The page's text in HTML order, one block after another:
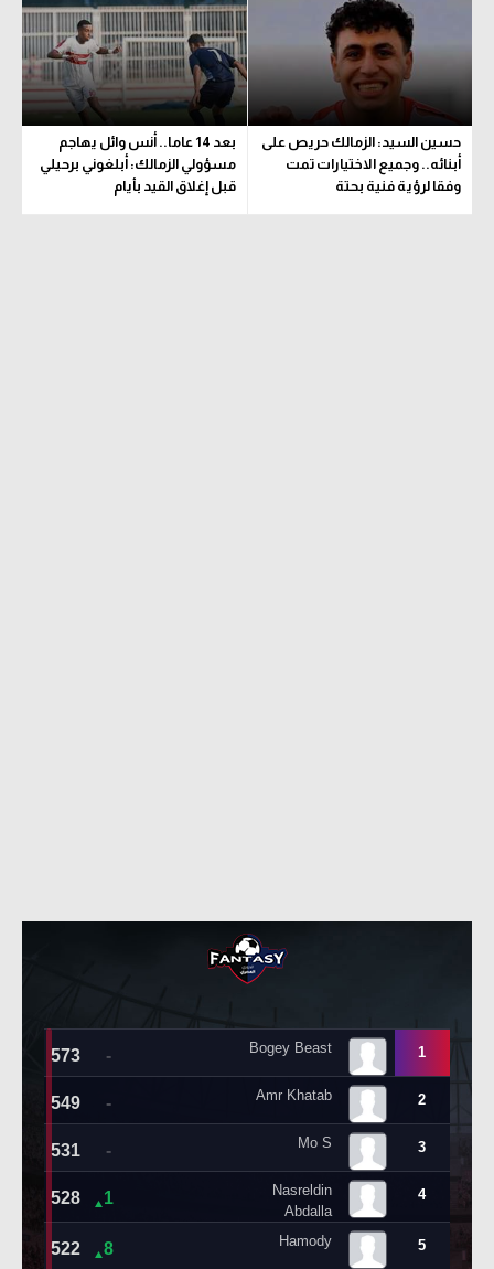
حسين السيد: الزمالك حريص على
أبنائه.. وجميع الاختيارات تمت
وفقا لرؤية فنية بحتة
بعد 14 عاما.. أنس وائل يهاجم
مسؤولي الزمالك: أبلغوني برحيلي
قبل إغلاق القيد بأيام